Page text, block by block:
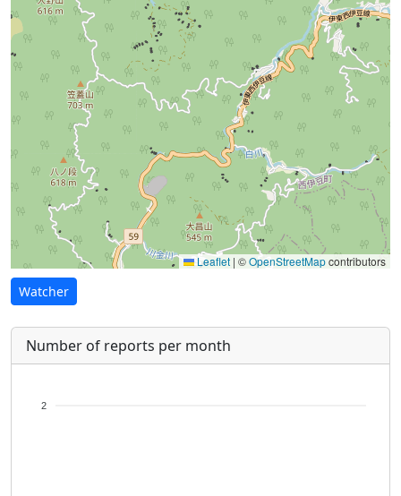
Leaflet | ©OpenStreetMapcontributors
Watcher
Number of reports per month
2